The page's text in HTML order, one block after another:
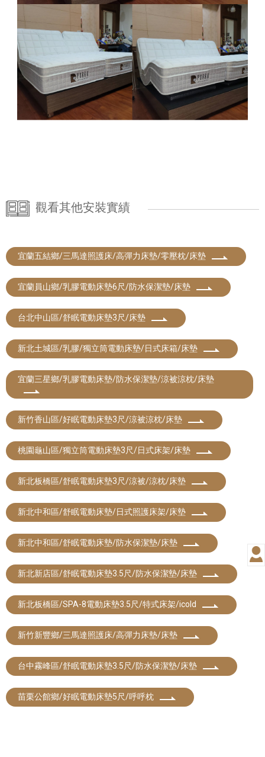
觀看其他安裝實績
宜蘭五結鄉/三馬達照護床/高彈力床墊/零壓枕/床墊
宜蘭員山鄉/乳膠電動床墊6尺/防水保潔墊/床墊
台北中山區/舒眠電動床墊3尺/床墊
新北土城區/乳膠/獨立筒電動床墊/日式床箱/床墊
宜蘭三星鄉/乳膠電動床墊/防水保潔墊/涼被涼枕/床墊
新竹香山區/好眠電動床墊3尺/涼被涼枕/床墊
桃園龜山區/獨立筒電動床墊3尺/日式床架/床墊
新北板橋區/舒眠電動床墊3尺/涼被/涼枕/床墊
新北中和區/舒眠電動床墊/日式照護床架/床墊
新北中和區/舒眠電動床墊/防水保潔墊/床墊
新北新店區/舒眠電動床墊3.5尺/防水保潔墊/床墊
新北板橋區/SPA-8電動床墊3.5尺/特式床架/icold
新竹新豐鄉/三馬達照護床/高彈力床墊/床墊
台中霧峰區/舒眠電動床墊3.5尺/防水保潔墊/床墊
苗栗公館鄉/好眠電動床墊5尺/呼呼枕